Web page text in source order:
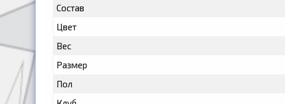
Состав
Цвет
Вес
Размер
Пол